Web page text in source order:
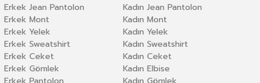
Erkek Jean Pantolon
Erkek Mont
Erkek Yelek
Erkek Sweatshirt
Erkek Ceket
Erkek Gömlek
Kadın Jean Pantolon
Kadın Mont
Kadın Yelek
Kadın Sweatshirt
Kadın Ceket
Kadın Elbise